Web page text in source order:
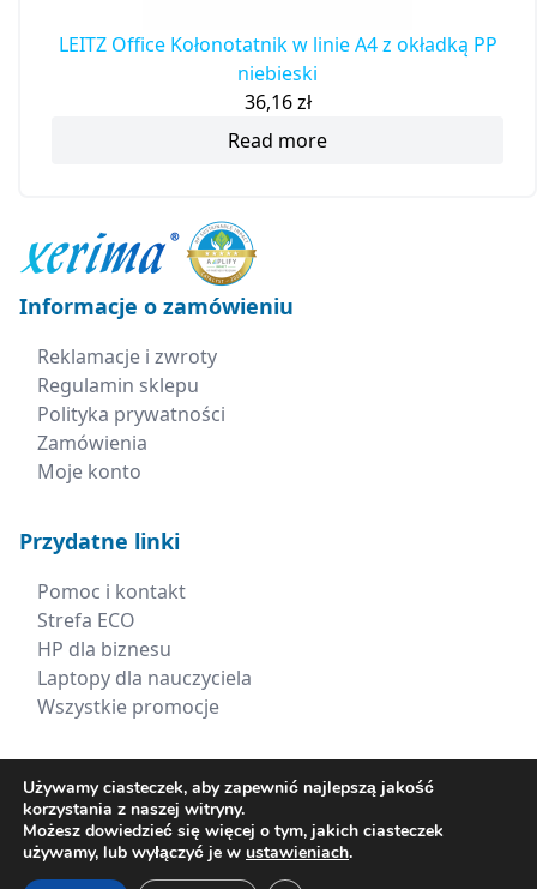
LEITZ Office Kołonotatnik w linie A4 z okładką PP
niebieski
36,16zł
Read more
Informacje o zamówieniu
Reklamacje i zwroty
Regulamin sklepu
Polityka prywatności
Zamówienia
Moje konto
Przydatne linki
Pomoc i kontakt
Strefa ECO
HP dla biznesu
Laptopy dla nauczyciela
Wszystkie promocje
Kontakt
+48 660 538 617
sklep@xerima.com.pl
Używamy ciasteczek, aby zapewnić najlepszą jakość
korzystania z naszej witryny.
Możesz dowiedzieć się więcej o tym, jakich ciasteczek
używamy, lub wyłączyć je w ustawieniach.